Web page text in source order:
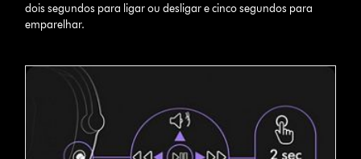
dois segundos para ligar ou desligar e cinco segundos para
emparelhar.